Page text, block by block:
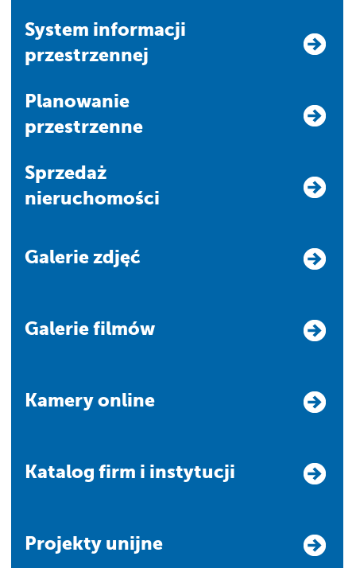
system informacji
przestrzennej
Planowanie
przestrzenne
Sprzedaż
nieruchomości
Galerie zdjęć
Galerie filmów
Kamery online
Katalog firm i instytucji
Projekty unijne